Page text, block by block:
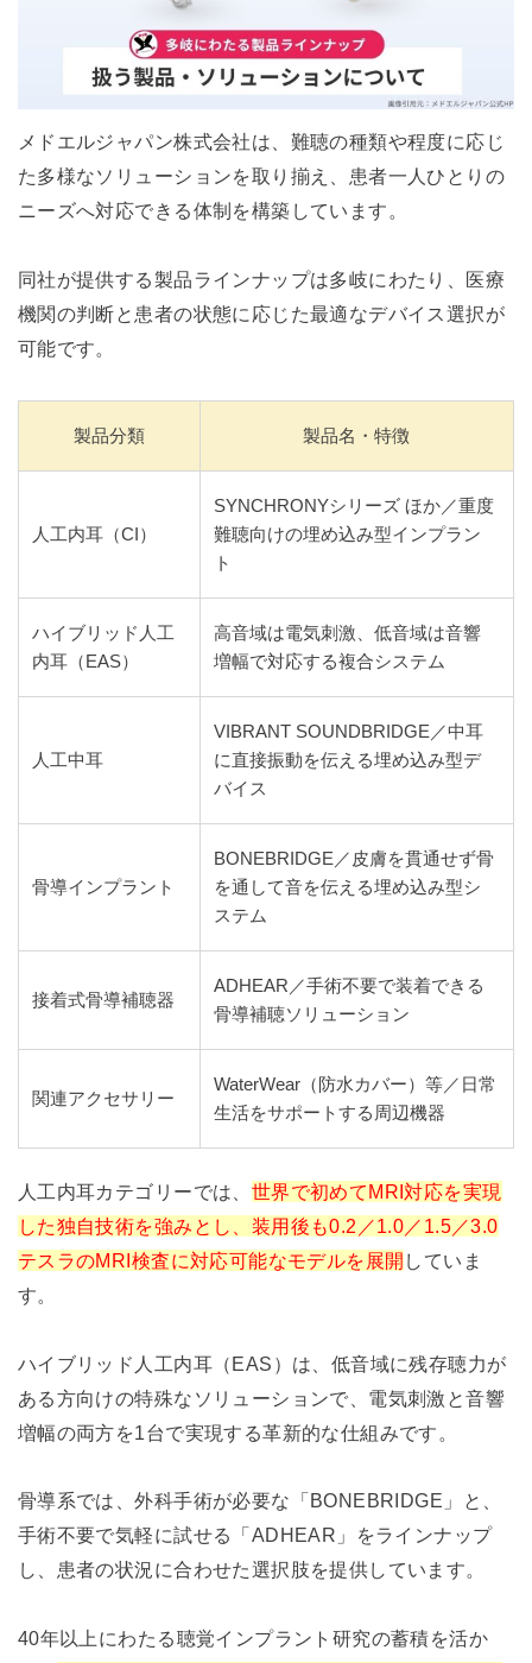
メドエルジャパン株式会社は、難聴の種類や程度に応じ
た多様なソリューションを取り揃え、患者一人ひとりの
ニーズへ対応できる体制を構築しています。
同社が提供する製品ラインナップは多岐にわたり、医療
機関の判断と患者の状態に応じた最適なデバイス選択が
可能です。
製品分類 製品名・特徴
人工内耳（CI）
SYNCHRONYシリーズ ほか／重度
難聴向けの埋め込み型インプラン
ト
ハイブリッド人工
内耳（EAS）
高音域は電気刺激、低音域は音響
増幅で対応する複合システム
人工中耳
VIBRANT SOUNDBRIDGE／中耳
に直接振動を伝える埋め込み型デ
バイス
骨導インプラント
BONEBRIDGE／皮膚を貫通せず骨
を通して音を伝える埋め込み型シ
ステム
接着式骨導補聴器
ADHEAR／手術不要で装着できる
骨導補聴ソリューション
関連アクセサリー
WaterWear（防水カバー）等／日常
生活をサポートする周辺機器
人工内耳カテゴリーでは、 世界で初めてMRI対応を実現
した独自技術を強みとし、装用後も0.2／1.0／1.5／3.0
テスラのMRI検査に対応可能なモデルを展開 していま
す。
ハイブリッド人工内耳（EAS）は、低音域に残存聴力が
ある方向けの特殊なソリューションで、電気刺激と音響
増幅の両方を1台で実現する革新的な仕組みです。
骨導系では、外科手術が必要な「BONEBRIDGE」と、
手術不要で気軽に試せる「ADHEAR」をラインナップ
し、患者の状況に合わせた選択肢を提供しています。
40年以上にわたる聴覚インプラント研究の蓄積を活か